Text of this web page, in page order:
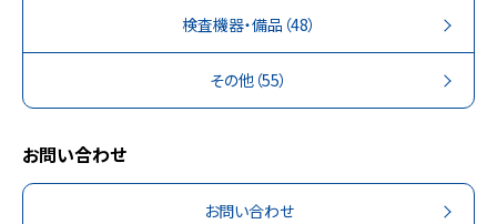
検査機器・備品 （48）
その他 （55）
お問い合わせ
お問い合わせ